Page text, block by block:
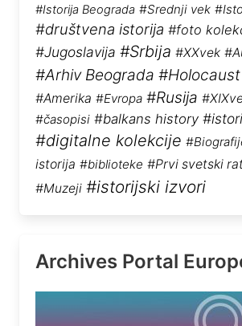
#Istorija Beograda #Srednji vek
#društvena istorija #foto
#Jugoslavija #Srbija #XXvek
#Arhiv Beograda #Holocaust
#Amerika #Evropa #Rusija
#časopisi #balkans history
#digitalne kolekcije
istorija #biblioteke #Prvi svetski
#Muzeji #istorijski izvori
Archives Portal